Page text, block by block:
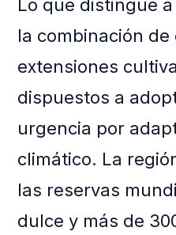
Lo que distingue
la combinación de
extensiones
dispuestos a
urgencia por
climático. La
las reservas
dulce y más de